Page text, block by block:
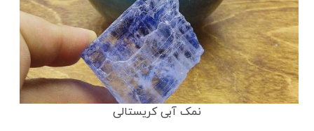
نمک آبی کریستالی